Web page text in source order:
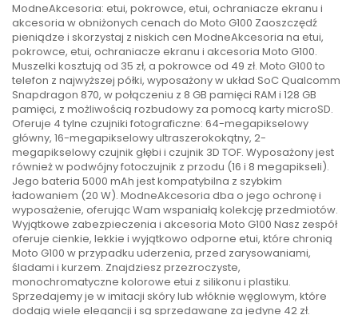
ModneAkcesoria: etui, pokrowce, etui, ochraniacze ekranu i
akcesoria w obniżonych cenach do Moto G100 Zaoszczędź
pieniądze i skorzystaj z niskich cen ModneAkcesoria na etui,
pokrowce, etui, ochraniacze ekranu i akcesoria Moto G100.
Muszelki kosztują od 35 zł, a pokrowce od 49 zł. Moto G100 to
telefon z najwyższej półki, wyposażony w układ SoC Qualcomm
Snapdragon 870, w połączeniu z 8 GB pamięci RAM i 128 GB
pamięci, z możliwością rozbudowy za pomocą karty microSD.
Oferuje 4 tylne czujniki fotograficzne: 64-megapikselowy
główny, 16-megapikselowy ultraszerokokątny, 2-
megapikselowy czujnik głębi i czujnik 3D TOF. Wyposażony jest
również w podwójny fotoczujnik z przodu (16 i 8 megapikseli).
Jego bateria 5000 mAh jest kompatybilna z szybkim
ładowaniem (20 W). ModneAkcesoria dba o jego ochronę i
wyposażenie, oferując Wam wspaniałą kolekcję przedmiotów.
Wyjątkowe zabezpieczenia i akcesoria Moto G100 Nasz zespół
oferuje cienkie, lekkie i wyjątkowo odporne etui, które chronią
Moto G100 w przypadku uderzenia, przed zarysowaniami,
śladami i kurzem. Znajdziesz przezroczyste,
monochromatyczne kolorowe etui z silikonu i plastiku.
Sprzedajemy je w imitacji skóry lub włóknie węglowym, które
dodają wiele elegancji i są sprzedawane za jedyne 42 zł.